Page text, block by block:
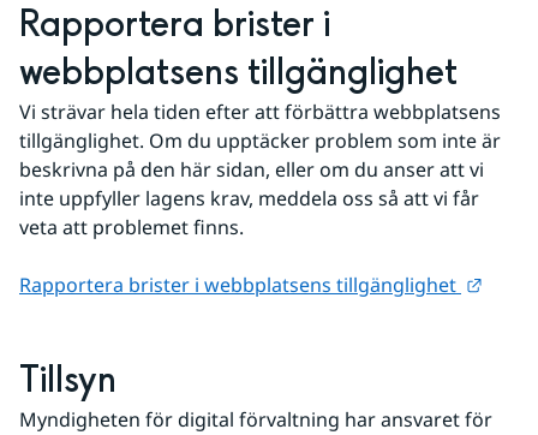
Rapportera brister i
webbplatsens tillgänglighet
Vi strävar hela tiden efter att förbättra webbplatsens
tillgänglighet. Om du upptäcker problem som inte är
beskrivna på den här sidan, eller om du anser att vi
inte uppfyller lagens krav, meddela oss så att vi får
veta att problemet finns.
Rapportera brister i webbplatsens tillgänglighet
Tillsyn
Myndigheten för digital förvaltning har ansvaret för